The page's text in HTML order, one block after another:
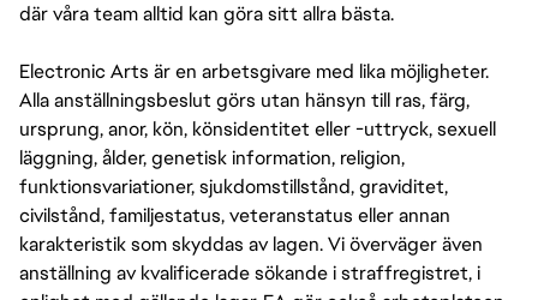
där våra team alltid kan göra sitt allra bästa.
Electronic Arts är en arbetsgivare med lika möjligheter.
Alla anställningsbeslut görs utan hänsyn till ras, färg,
ursprung, anor, kön, könsidentitet eller -uttryck, sexuell
läggning, ålder, genetisk information, religion,
funktionsvariationer, sjukdomstillstånd, graviditet,
civilstånd, familjestatus, veteranstatus eller annan
karakteristik som skyddas av lagen. Vi överväger även
anställning av kvalificerade sökande i straffregistret, i